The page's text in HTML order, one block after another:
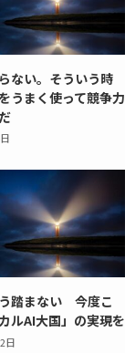
ない。そういう時
うまく使って競争力
踏まない 今度こ
ルAI大国」の実現を
日